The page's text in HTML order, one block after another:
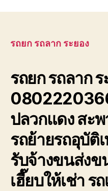
รถยก รถลาก ระยอง
รถยก รถลาก
ปลวกแดง สะ
รถย้ายรถอุบัติ
รับจ้างขนส่งข
เฮี๊ยบให้เช่า ร